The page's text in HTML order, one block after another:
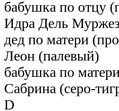
бабушка по отцу
Идра Дель
дед по матери
Леон (палевый)
бабушка по
Сабрина (серо-
D